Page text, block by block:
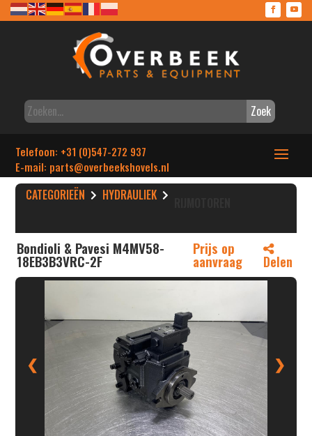
Zoek
Telefoon: +31 (0)547-272 937
E-mail: parts@overbeekshovels.nl
CATEGORIEËN HYDRAULIEK
Bondioli & Pavesi M4MV58-
18EB3B3VRC-2F
Prijs op
aanvraag Delen
❮ ❯